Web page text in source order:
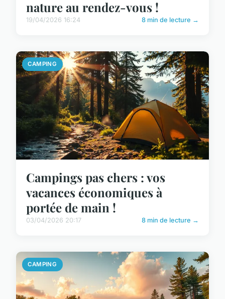
nature au rendez-vous !
19/04/2026 16:24 8 min de lecture →
CAMPING
Campings pas chers : vos
vacances économiques à
portée de main !
03/04/2026 20:17 8 min de lecture →
CAMPING